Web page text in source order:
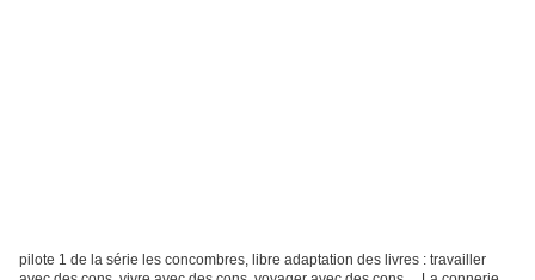
pilote 1 de la série les concombres, libre adaptation des livres : travailler